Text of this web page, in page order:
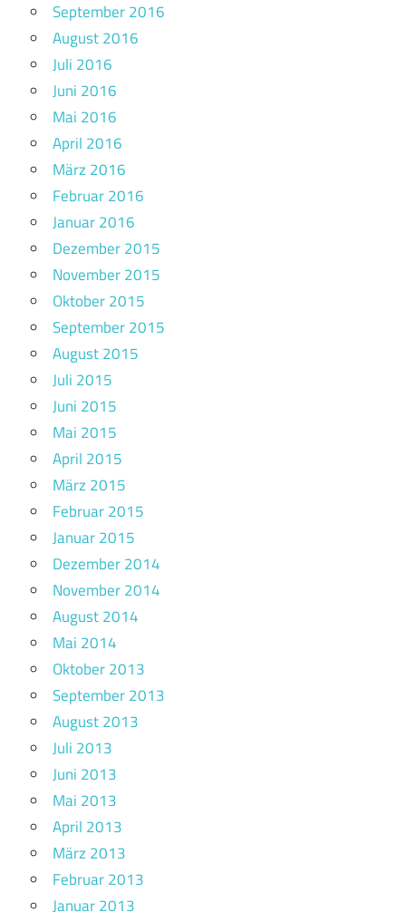
September 2016
August 2016
Juli 2016
Juni 2016
Mai 2016
April 2016
März 2016
Februar 2016
Januar 2016
Dezember 2015
November 2015
Oktober 2015
September 2015
August 2015
Juli 2015
Juni 2015
Mai 2015
April 2015
März 2015
Februar 2015
Januar 2015
Dezember 2014
November 2014
August 2014
Mai 2014
Oktober 2013
September 2013
August 2013
Juli 2013
Juni 2013
Mai 2013
April 2013
März 2013
Februar 2013
Januar 2013